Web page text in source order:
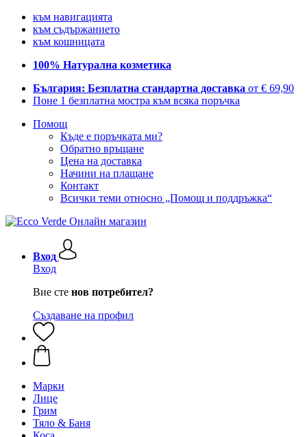
към навигацията
към съдържанието
към кошницата
100% Натурална козметика
България: Безплатна стандартна доставка от € 69,90
Поне 1 безплатна мостра към всяка поръчка
Помощ
Къде е поръчката ми?
Обратно връщане
Цена на доставка
Начини на плащане
Контакт
Всички теми относно „Помощ и поддръжка“
Вход
Вход
Вие сте нов потребител?
Създаване на профил
Марки
Лице
Грим
Тяло & Баня